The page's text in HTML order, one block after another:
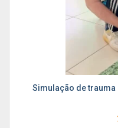
Simulação de trauma